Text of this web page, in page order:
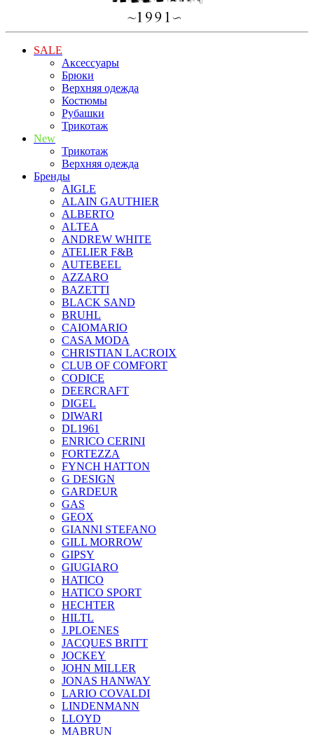
SALE
Аксессуары
Брюки
Верхняя одежда
Костюмы
Рубашки
Трикотаж
New
Трикотаж
Верхняя одежда
Бренды
AIGLE
ALAIN GAUTHIER
ALBERTO
ALTEA
ANDREW WHITE
ATELIER F&B
AUTEBEEL
AZZARO
BAZETTI
BLACK SAND
BRUHL
CAIOMARIO
CASA MODA
CHRISTIAN LACROIX
CLUB OF COMFORT
CODICE
DEERCRAFT
DIGEL
DIWARI
DL1961
ENRICO CERINI
FORTEZZA
FYNCH HATTON
G DESIGN
GARDEUR
GAS
GEOX
GIANNI STEFANO
GILL MORROW
GIPSY
GIUGIARO
HATICO
HATICO SPORT
HECHTER
HILTL
J.PLOENES
JAСQUES BRITT
JOCKEY
JOHN MILLER
JONAS HANWAY
LARIO COVALDI
LINDENMANN
LLOYD
MABRUN